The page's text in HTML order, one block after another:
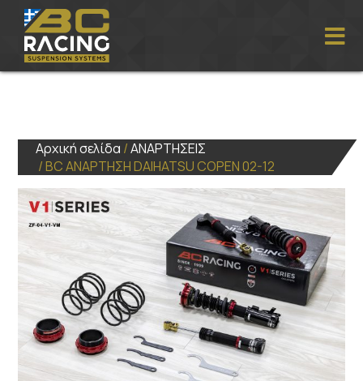
Αρχική σελίδα /ΑΝΑΡΤΗΣΕΙΣ
/ BC ΑΝΑΡΤΗΣΗ DAIHATSU COPEN 02-12